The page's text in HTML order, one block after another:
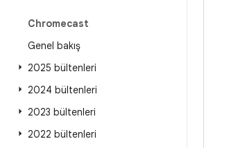
Chromecast
Genel bakış
2025 bültenleri
2024 bültenleri
2023 bültenleri
2022 bültenleri